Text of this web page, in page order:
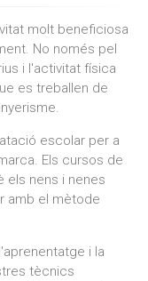
molt beneficiosa
No només pel
i l'activitat física
es treballen de
escolar per a
Els cursos de
els nens i nenes
amb el mètode
i la
tècnics